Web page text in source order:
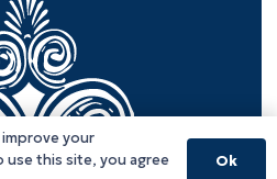
your
this site, you agree
Ok